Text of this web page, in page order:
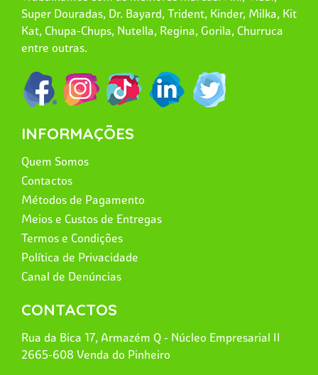
Super Douradas, Dr. Bayard, Trident, Kinder, Milka, Kit
Kat, Chupa-Chups, Nutella, Regina, Gorila, Churruca
entre outras.
INFORMAÇÕES
Quem Somos
Contactos
Métodos de Pagamento
Meios e Custos de Entregas
Termos e Condições
Política de Privacidade
Canal de Denúncias
CONTACTOS
Rua da Bica 17, Armazém Q - Núcleo Empresarial II
2665-608 Venda do Pinheiro